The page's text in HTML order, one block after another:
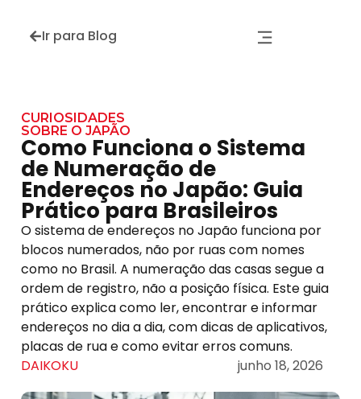
Ir para Blog
CURIOSIDADES
SOBRE O JAPÃO
Como Funciona o Sistema
de Numeração de
Endereços no Japão: Guia
Prático para Brasileiros
O sistema de endereços no Japão funciona por
blocos numerados, não por ruas com nomes
como no Brasil. A numeração das casas segue a
ordem de registro, não a posição física. Este guia
prático explica como ler, encontrar e informar
endereços no dia a dia, com dicas de aplicativos,
placas de rua e como evitar erros comuns.
DAIKOKU
junho 18, 2026